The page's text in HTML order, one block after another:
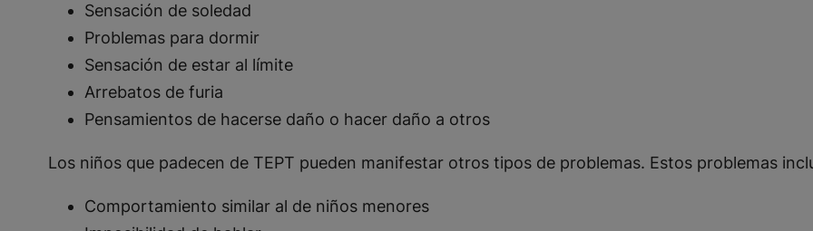
Sensación de soledad
Problemas para dormir
Sensación de estar al límite
Arrebatos de furia
Pensamientos de hacerse daño o hacer daño a otros
Los niños que padecen de TEPT pueden manifestar otros tipos de problemas. Estos problemas
Comportamiento similar al de niños menores